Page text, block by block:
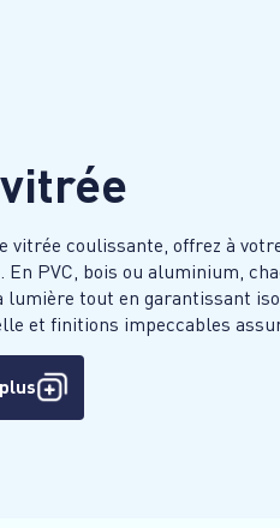
vitrée coulissante, offrez à
En PVC, bois ou aluminium,
lumière tout en garantissant
et finitions impeccables